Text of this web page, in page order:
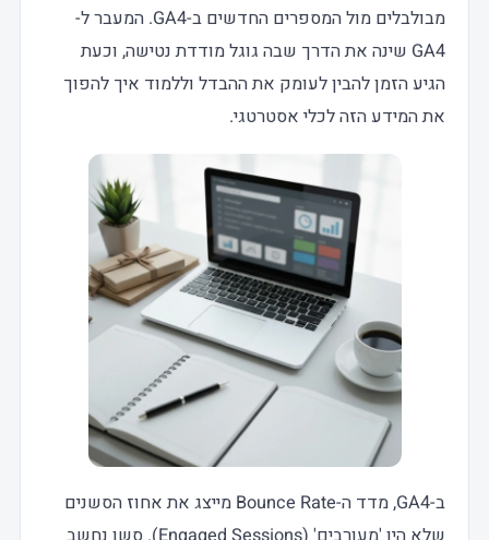
מבולבלים מול המספרים החדשים ב-GA4. המעבר ל-
GA4 שינה את הדרך שבה גוגל מודדת נטישה, וכעת
הגיע הזמן להבין לעומק את ההבדל וללמוד איך להפוך
את המידע הזה לכלי אסטרטגי.
ב-GA4, מדד ה-Bounce Rate מייצג את אחוז הסשנים